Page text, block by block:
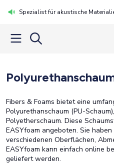
Spezialist für akustische
Fibers & Foams bietet eine
Polyurethanschaum (PU-
Polyetherschaum. Diese
EASYfoam angeboten. Sie
verschiedenen Oberflächen,
EASYfoam kann einfach online
geliefert werden.